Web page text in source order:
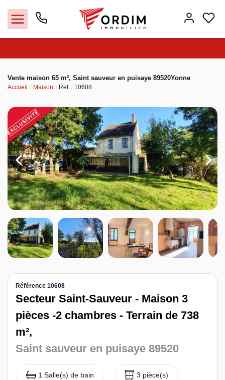
Acheter
Louer
Vendre
Immobilier pro
Faire gérer
Syndic
Espace client
Vente maison 65 m², Saint sauveur en puisaye 89520Yonne
Accueil Maison Ref. : 10608
Référence 10608
Secteur Saint-Sauveur - Maison 3
pièces -2 chambres - Terrain de 738
m²,
Saint sauveur en puisaye 89520
1 Salle(s) de bain 3 pièce(s)